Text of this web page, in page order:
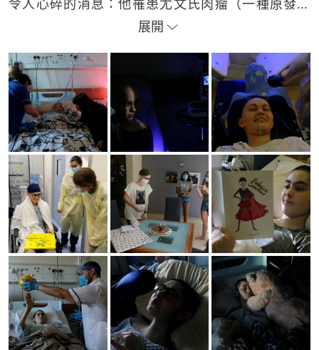
令人心碎的消息：他罹患尤文氏肉瘤（一種原發性
骨癌）的獨女Rebecca，在2021年1月已撒手塵寰，
小妮子熱愛跳舞，病時仍努力學習，希望他日以放
射治療技術幫助患者。她曾在15歲前趕及完成療程
獲批出院，在家中與父母及摯友慶祝生辰，未料兩
月後病情惡化再住院，然後就沒有再出來過......雖然
很難，但Lupi由愛女出生一直本能地拍攝她，她的
努力、痛苦與離開，都凝在相片中，讓她的生命長
留讀者心間。
攝影：Darrin Zammit Lupi／路透社
圖片編輯：周穎瑤
展開